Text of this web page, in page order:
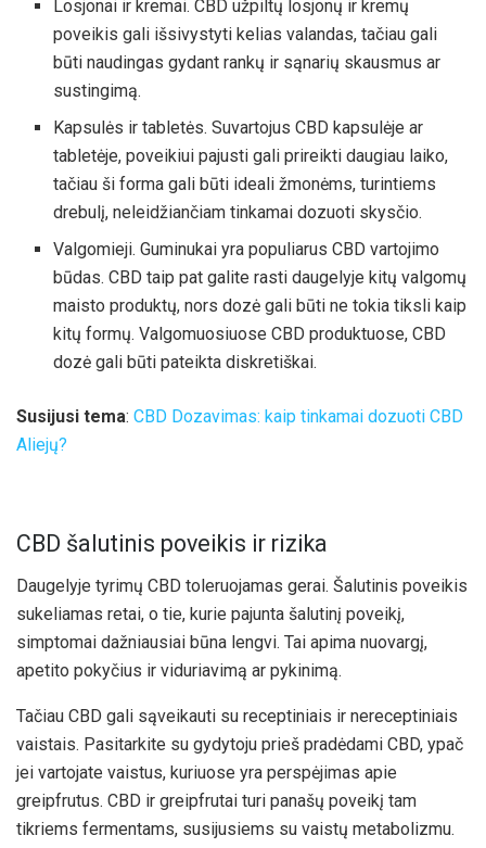
Losjonai ir kremai. CBD užpiltų losjonų ir kremų
poveikis gali išsivystyti kelias valandas, tačiau gali
būti naudingas gydant rankų ir sąnarių skausmus ar
sustingimą.
Kapsulės ir tabletės. Suvartojus CBD kapsulėje ar
tabletėje, poveikiui pajusti gali prireikti daugiau laiko,
tačiau ši forma gali būti ideali žmonėms, turintiems
drebulį, neleidžiančiam tinkamai dozuoti skysčio.
Valgomieji. Guminukai yra populiarus CBD vartojimo
būdas. CBD taip pat galite rasti daugelyje kitų valgomų
maisto produktų, nors dozė gali būti ne tokia tiksli kaip
kitų formų. Valgomuosiuose CBD produktuose, CBD
dozė gali būti pateikta diskretiškai.
Susijusi tema: CBD Dozavimas: kaip tinkamai dozuoti CBD
Aliejų?
CBD šalutinis poveikis ir rizika
Daugelyje tyrimų CBD toleruojamas gerai. Šalutinis poveikis
sukeliamas retai, o tie, kurie pajunta šalutinį poveikį,
simptomai dažniausiai būna lengvi. Tai apima nuovargį,
apetito pokyčius ir viduriavimą ar pykinimą.
Tačiau CBD gali sąveikauti su receptiniais ir nereceptiniais
vaistais. Pasitarkite su gydytoju prieš pradėdami CBD, ypač
jei vartojate vaistus, kuriuose yra perspėjimas apie
greipfrutus. CBD ir greipfrutai turi panašų poveikį tam
tikriems fermentams, susijusiems su vaistų metabolizmu.